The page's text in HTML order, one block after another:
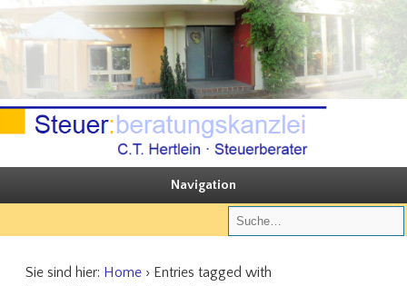
Steuerberatungskanzlei C.T. Hertlein
Sie steuern, wir beraten
Navigation
Sie sind hier: Home› Entries tagged with